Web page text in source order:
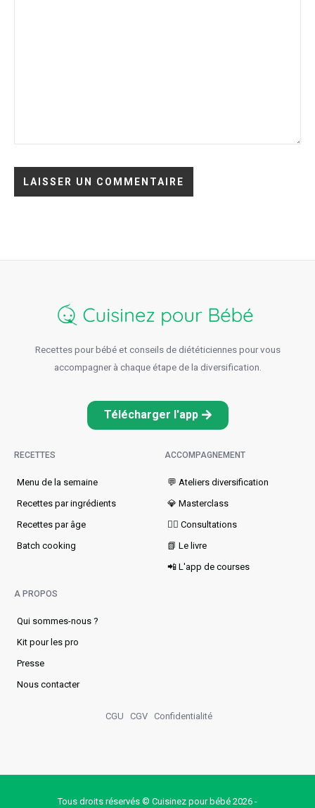
Recettes pour bébé et conseils de diététiciennes pour vous
accompagner à chaque étape de la diversification.
Télécharger l'app
RECETTES
Menu de la semaine​
Recettes par ingrédients
Recettes par âge
Batch cooking
ACCOMPAGNEMENT
💬 Ateliers diversification
💎 Masterclass
👩‍⚕️ Consultations
📗 Le livre
📲 L'app de courses
A PROPOS
Qui sommes-nous ?
Kit pour les pro
Presse
Nous contacter
CGU CGV Confidentialité
Tous droits réservés © Cuisinez pour bébé 2026 -